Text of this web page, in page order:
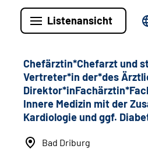
Listenansicht
Chefärztin*Chefarzt und
Vertreter*in der*des
Innere Medizin mit der
Kardiologie und ggf.
Bad Driburg